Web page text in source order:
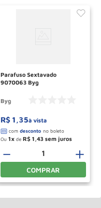
Parafuso Sextavado
9070063 Byg
Byg
R$ 1 ,35à vista
Ou 1 de R$ 1,43
＋
－
COMPRAR